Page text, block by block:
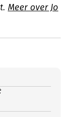
Meer over Jo